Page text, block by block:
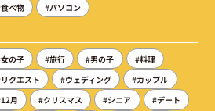
べ物 #パソコン
の子 #旅行 #男の子
#料理
クエスト
#ウェディング
#カップル
月
#クリスマス #シニア
#デート